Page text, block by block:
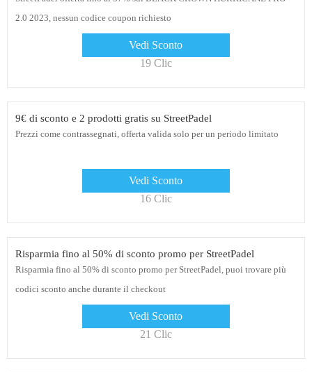
2.0 2023, nessun codice coupon richiesto
Vedi Sconto
19 Clic
9€ di sconto e 2 prodotti gratis su StreetPadel
Prezzi come contrassegnati, offerta valida solo per un periodo limitato
Vedi Sconto
16 Clic
Risparmia fino al 50% di sconto promo per StreetPadel
Risparmia fino al 50% di sconto promo per StreetPadel, puoi trovare più
codici sconto anche durante il checkout
Vedi Sconto
21 Clic